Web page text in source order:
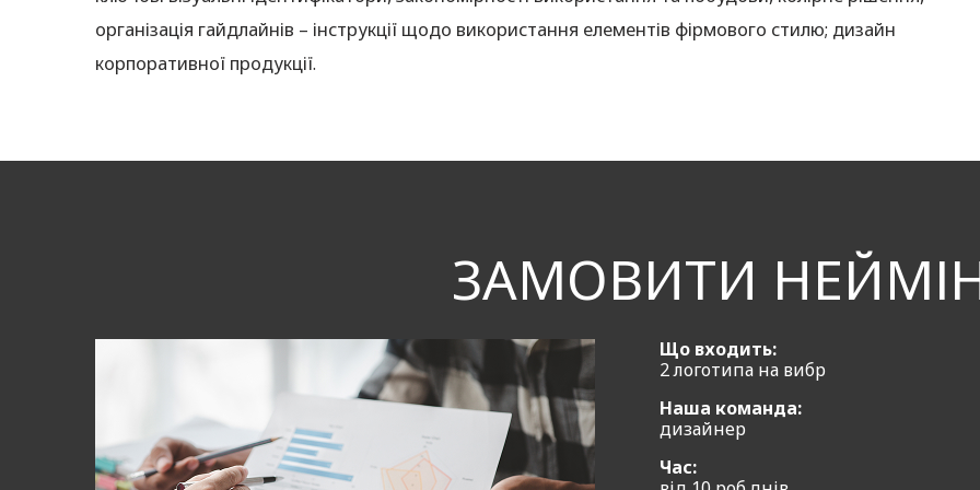
організація гайдлайнів – інструкції щодо використання елементів фірмового стилю; дизайн
корпоративної продукції.
ЗАМОВИТИ
Що входить:
2 логотипа на вибр
Наша команда:
дизайнер
Час: